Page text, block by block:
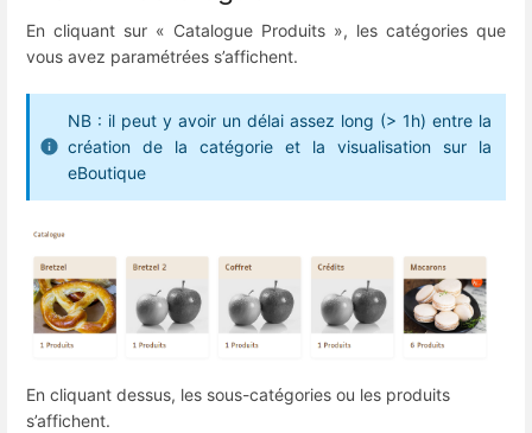
En cliquant sur « Catalogue Produits », les catégories que
vous avez paramétrées s’affichent.
NB : il peut y avoir un délai assez long (> 1h) entre la
création de la catégorie et la visualisation sur la
eBoutique
En cliquant dessus, les sous-catégories ou les produits
s’affichent.